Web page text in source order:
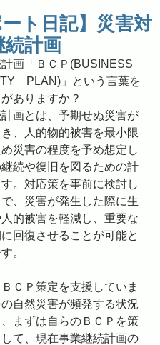
ート日記】災害対
続計画
画「ＢＣＰ(BUSINESS
　PLAN)」という言葉を
ありますか？
画とは、予期せぬ災害が
、人的物的被害を最小限
災害の程度を予め想定し
続や復旧を図るための計
。対応策を事前に検討し
、災害が発生した際に生
的被害を軽減し、重要な
回復させることが可能と
。
ＣＰ策定を支援していま
自然災害が頻発する状況
まずは自らのＢＣＰを策
て、現在事業継続計画の